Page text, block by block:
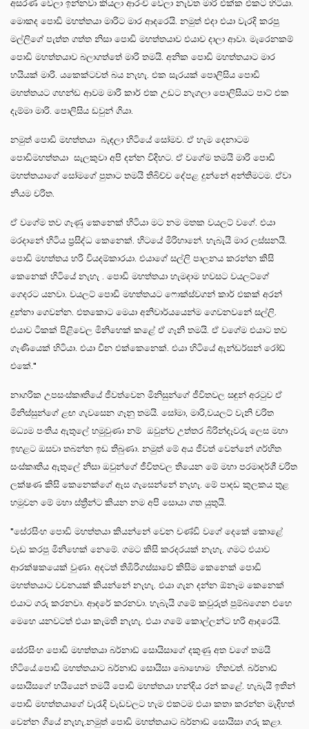
අසරණ වෙලා ඉන්නවා කියලා ආරංචි වෙලා නැවත මාරි එක්ක එකට හිටියා.
මොකද පොඩි මහත්තයා මාරිට මාර ආදරෙයි. නමුත් එදා එයා වැරදි කරපු
මල්ලිගේ පැත්ත ගත්ත නිසා පොඩි මහත්තයාව එයාව දාලා ආවා. මැරෙනකම්
පොඩි මහත්තයාව බලාගත්තේ මාරි තමයි. අනික පොඩි මහත්තයාට මාර
හයියක් මාරි. යකෙක්ටවත් බය නැහැ. එක සැරයක් පොලිසිය පොඩි
මහත්තයට ගහන්ඩ ආවම මාරි කාර් එක උඩට නැගලා පොලිසියට පාට් එක
දැම්මා මාරි. පොලිසිය ඩවුන් ගියා.
නමුත් පොඩි මහත්තයා බැඳලා හිටියේ සෝමව. ඒ හැම දෙනාටම
පොඩිමහත්තයා සැලකුවා අපි දන්න විදිහට. ඒ වගේම තමයි මාරි පොඩි
මහත්තයාගේ සෝමගේ පුතාට තමයි තිබිච්ච දේපළ දුන්නේ අන්තිමටම. ඒවා
නියම චරිත.
ඒ වගේම තව ගෑණු කෙනෙක් හිටියා මට නම මතක වයලට් වගේ. එයා
මරදානේ හිටිය ප්‍රසිද්ධ කෙනෙක්. හිටයේ මිරිහානේ. හැබැයි මාර ලස්සනයි.
පොඩි මහත්තය හරි වියදම්කාරයා. එයාගේ සල්ලි පාලනය කරන්න කිසි
කෙනෙක් හිටියේ නැහැ . පොඩි මහත්තයා හැමදාම හවසට වයලට්ගේ
ගෙදරට යනවා. වයලට් පොඩි මහත්තයට ෆොක්ස්වගන් කාර් එකක් අරන්
දුන්නා ගෙවන්න. එතකොට මෙයා අනිවාර්යයෙන්ම ගෙවනවනේ සල්ලි.
එයාව ටිකක් පිළිවෙල මිනිහෙක් කළේ ඒ ගෑනි තමයි. ඒ වගේම එයාට තව
ගෑණියෙක් හිටියා. එයා චීන එක්කෙනෙක්. එයා හිටියේ ඇන්ඩර්සන් රෝඩ්
එකේ."
නාගරික උපසංස්කෘතියේ ජීවත්වෙන මිනිසුන්ගේ ජීවිතවල සඳුන් අරටුව ඒ
මිනිස්සුන්ගේ ළඟ ගැවසෙන ගෑනු තමයි. සෝමා, මාරි,වයලට් වැනි චරිත
මධ්‍යම පංතිය ඇතුලේ හමුවුණා නම් ඔවුන්ව උත්තර බිරින්දෑවරු ලෙස මහා
ඉහළට ඔසවා තබන්න ඉඩ තිබුණා. නමුත් මේ අය ජීවත් වෙන්නේ ගර්හිත
සංස්කෘතිය ඇතුලේ නිසා ඔවුන්ගේ ජීවිතවල තියෙන මේ මහා පරමාදර්ශී චරිත
ලක්ෂණ කිසි කෙනෙක්ගේ ඇස ගැසෙන්නේ නැහැ. මේ පාදඩ කුලකය තුළ
හමුවන මේ මහා ස්ත්‍රීන්ට කියන නම අපි සොයා ගත යුතුයි.
"සේරසිංහ පොඩි මහත්තයා කියන්නේ වෙන චණ්ඩි වගේ දෙකේ කොළේ
වැඩ කරපු මිනිහෙක් නෙමේ. ගමට කිසි කරදරයක් නැහැ. ගමට එයාව
ආරක්ෂකයෙක් වුණා. අදටත් තිඹිරිගස්සාවේ කිසිම කෙනෙක් පොඩි
මහත්තයාට වචනයක් කියන්නේ නැහැ. එයා ගැන දන්න ඕනෑම කෙනෙක්
එයාට ගරු කරනවා. ආදරේ කරනවා. හැබැයි ගමේ කවුරුත් පුම්බගෙන එහෙ
මෙහෙ යනවටත් එයා කැමති නැහැ. එයා ගමේ කොල්ලන්ට හරි ආදරෙයි.
සේරසිංහ පොඩි මහත්තයා බර්නාඩ් සොයිසාගේ දකුණු අත වගේ තමයි
හිටියේ.පොඩි මහත්තයාට බර්නාඩ් සොයිසා බොහොම හිතවත්. බර්නාඩ්
සොයිසගේ හයියෙන් තමයි පොඩි මහත්තයා හන්දිය රන් කළේ. හැබැයි ඉතින්
පොඩි මහත්තයාගේ වැරැදි වැඩවලට හැම එකටම එයා කතා කරන්න මැදිහත්
වෙන්න ගියේ නැහැ.නමුත් පොඩි මහත්තයාට බර්නාඩ් සොයිසා ගරු කළා.